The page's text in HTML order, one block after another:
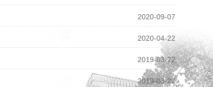
2020-09-07
2020-04-22
2019-03-22
2019-03-22